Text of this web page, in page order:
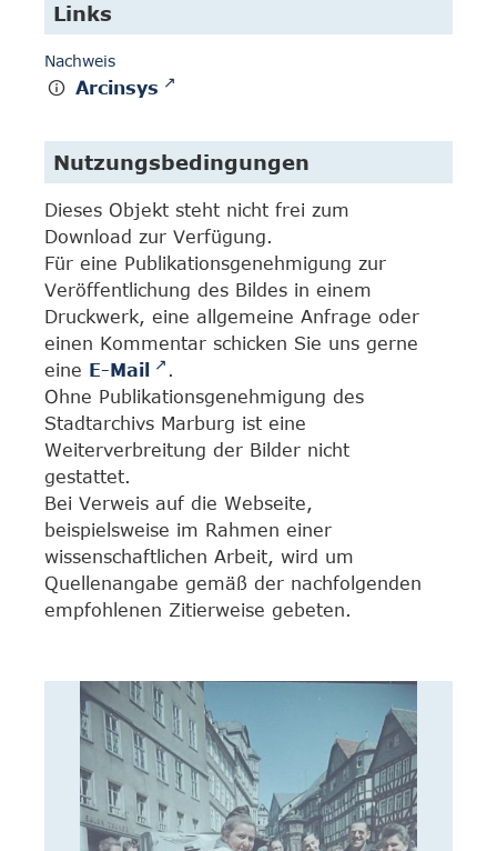
Links
Nachweis
Arcinsys
Nutzungsbedingungen
Dieses Objekt steht nicht frei zum
Download zur Verfügung.
Für eine Publikationsgenehmigung zur
Veröffentlichung des Bildes in einem
Druckwerk, eine allgemeine Anfrage oder
einen Kommentar schicken Sie uns gerne
eine E-Mail
.
Ohne Publikationsgenehmigung des
Stadtarchivs Marburg ist eine
Weiterverbreitung der Bilder nicht
gestattet.
Bei Verweis auf die Webseite,
beispielsweise im Rahmen einer
wissenschaftlichen Arbeit, wird um
Quellenangabe gemäß der nachfolgenden
empfohlenen Zitierweise gebeten.